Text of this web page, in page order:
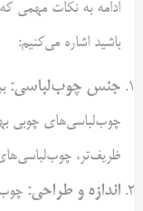
ادامه به نکات مهمی
باشید اشاره می‌کنیم:
جنس چوب‌لباسی:
چوب‌لباسی‌های چوبی
ظریف‌تر،
اندازه و طراحی: